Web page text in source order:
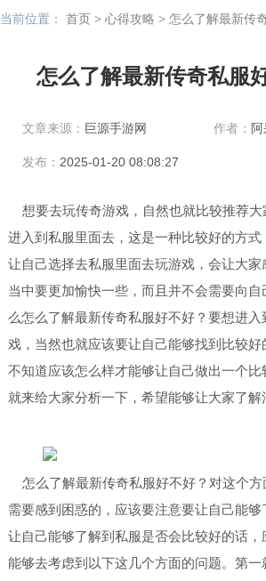
当前位置： 首页 > 心得攻略 > 怎么了解最新传
怎么了解最新传奇私服
文章来源： 巨源手游网 作者：
发布： 2025-01-20 08:08:27
想要去玩传奇游戏，自然也就比较推荐大
进入到私服里面去，这是一种比较好的方
让自己选择去私服里面去玩游戏，会让大
当中要更加愉快一些，而且并不会需要向
么怎么了解最新传奇私服好不好？要想进
戏，当然也就应该要让自己能够找到比较
不知道应该怎么样才能够让自己做出一个
就来给大家分析一下，希望能够让大家了解
怎么了解最新传奇私服好不好？对这个方
需要感到困惑的，应该要注意要让自己能
让自己能够了解到私服是否会比较好的话，
能够去考虑到以下这几个方面的问题。第一